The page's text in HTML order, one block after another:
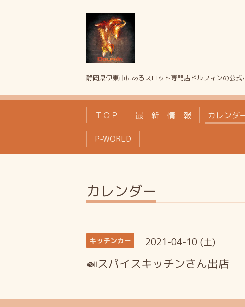
静岡県伊東市にあるスロット専門店ドルフィンの公
ＴＯＰ 最 新 情 報 カレンダ
P-WORLD
カレンダー
キッチンカー 2021-04-10 (土)
🍛スパイスキッチンさん出店